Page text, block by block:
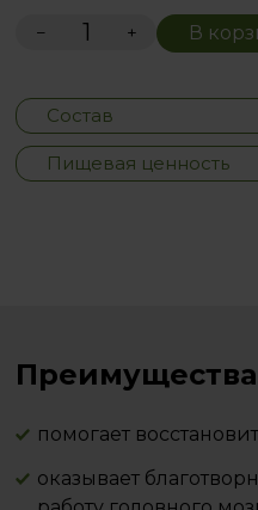
− + В
Состав
Пищевая ценность
Преимущества
помогает
оказывает